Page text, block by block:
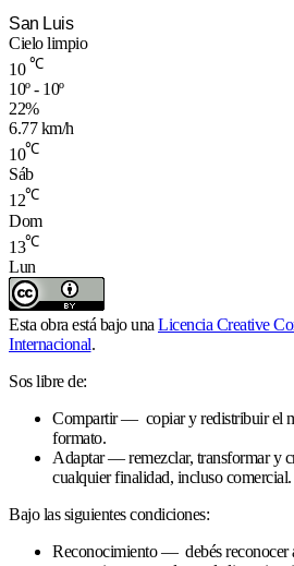
San Luis
Cielo limpio
10 ℃
10º - 10º
22%
6.77 km/h
10℃
Sáb
12℃
Dom
13℃
Lun
Esta obra está bajo una Licencia Creative
Internacional.
Sos libre de:
Compartir — copiar y redistribuir el
formato.
Adaptar — remezclar, transformar y
cualquier finalidad, incluso comercial.
Bajo las siguientes condiciones:
Reconocimiento — debés reconocer